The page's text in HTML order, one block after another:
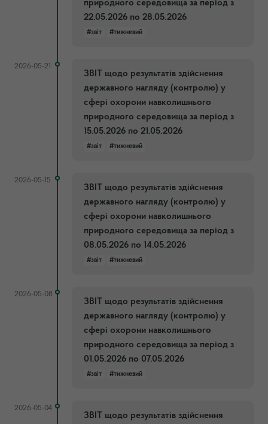
природного середовища за період з
22.05.2026 по 28.05.2026
#звіт #тижневий
2026-05-21
ЗВІТ щодо результатів здійснення
державного нагляду (контролю) у
сфері охорони навколишнього
природного середовища за період з
15.05.2026 по 21.05.2026
#звіт #тижневий
2026-05-15
ЗВІТ щодо результатів здійснення
державного нагляду (контролю) у
сфері охорони навколишнього
природного середовища за період з
08.05.2026 по 14.05.2026
#звіт #тижневий
2026-05-08
ЗВІТ щодо результатів здійснення
державного нагляду (контролю) у
сфері охорони навколишнього
природного середовища за період з
01.05.2026 по 07.05.2026
#звіт #тижневий
2026-05-04
ЗВІТ щодо результатів здійснення